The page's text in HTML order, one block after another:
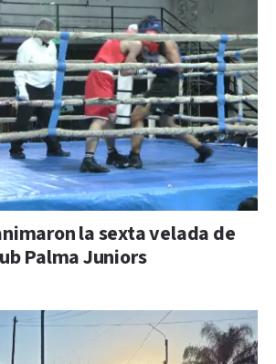
la sexta velada de
Palma Juniors